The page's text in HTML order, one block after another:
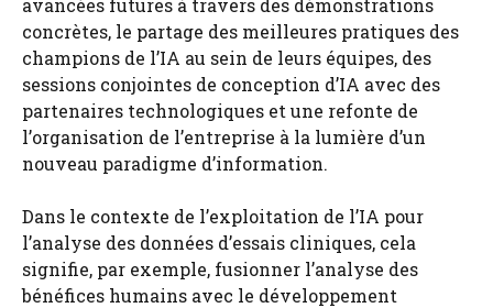
concrètes, le partage des meilleures pratiques des
champions de l’IA au sein de leurs équipes, des
sessions conjointes de conception d’IA avec des
partenaires technologiques et une refonte de
l’organisation de l’entreprise à la lumière d’un
nouveau paradigme d’information.
Dans le contexte de l’exploitation de l’IA pour
l’analyse des données d’essais cliniques, cela
signifie, par exemple, fusionner l’analyse des
bénéfices humains avec le développement